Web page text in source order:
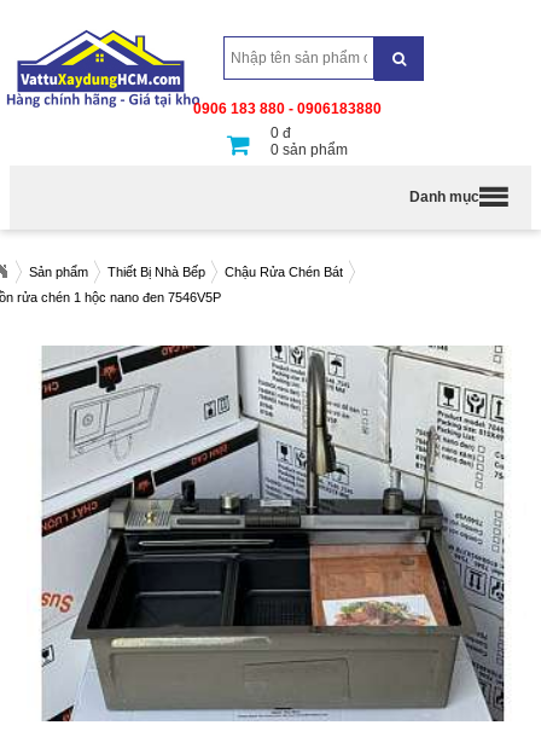
0906 183 880 - 0906183880
0 đ
0 sản phẩm
Danh mục
Sản phẩm Thiết Bị Nhà Bếp
Chậu Rửa Chén Bát
rửa chén 1 hộc nano đen 7546V5P